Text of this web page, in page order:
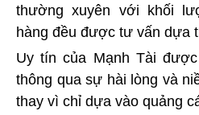
thường xuyên với khối
hàng đều được tư vấn dựa
Uy tín của Mạnh Tài
thông qua sự hài lòng và
thay vì chỉ dựa vào quảng